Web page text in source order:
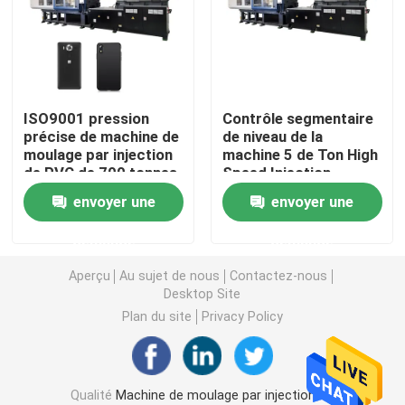
Machine hydraulique de moulage par injection
machine à grande vitesse de moulage par injection
Machine de moulage par injection de moteur servo
Machine de moulage par injection d'ANIMAL FAMILIER
Machine de moulage par injection de PVC
Mini Injection Molding Machine
ISO9001 pression
précise de machine de
moulage par injection
de PVC de 700 tonnes
envoyer une
Contrôle segmentaire
de niveau de la
machine 5 de Ton High
Speed Injection
Molding de l'efficacité
270
envoyer une
Aperçu Au sujet de nous
Contactez-nous
Desktop Site
Plan du site
Privacy Policy
Qualité Machine de moulage par injection de